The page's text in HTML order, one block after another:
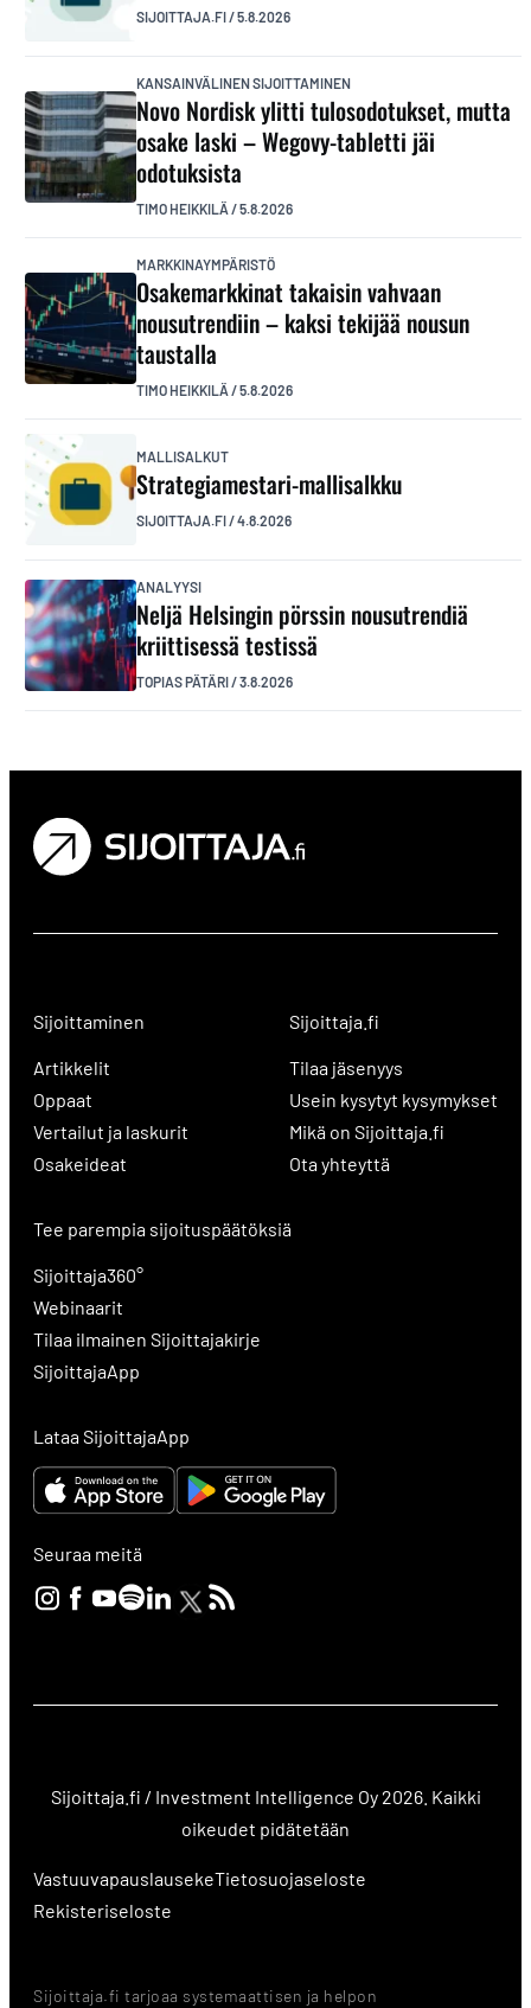
SIJOITTAJA.FI/5.8.2026
KANSAINVÄLINEN SIJOITTAMINEN
Novo Nordisk ylitti tulosodotukset, mutta
osake laski – Wegovy-tabletti jäi
odotuksista
TIMO HEIKKILÄ /5.8.2026
MARKKINAYMPÄRISTÖ
Osakemarkkinat takaisin vahvaan
nousutrendiin – kaksi tekijää nousun
taustalla
TIMO HEIKKILÄ /5.8.2026
MALLISALKUT
Strategiamestari-mallisalkku
SIJOITTAJA.FI/4.8.2026
ANALYYSI
Neljä Helsingin pörssin nousutrendiä
kriittisessä testissä
TOPIAS PÄTÄRI/3.8.2026
Sijoittaminen
Artikkelit
Oppaat
Vertailut ja laskurit
Osakeideat
Sijoittaja.fi
Tilaa jäsenyys
Usein kysytyt kysymykset
Mikä on Sijoittaja.fi
Ota yhteyttä
Tee parempia sijoituspäätöksiä
Sijoittaja360°
Webinaarit
Tilaa ilmainen Sijoittajakirje
SijoittajaApp
Lataa SijoittajaApp
Seuraa meitä
Sijoittaja.fi / Investment Intelligence Oy 2026. Kaikki
oikeudet pidätetään
VastuuvapauslausekeTietosuojaseloste
Rekisteriseloste
Sijoittaja.fi tarjoaa systemaattisen ja helpon